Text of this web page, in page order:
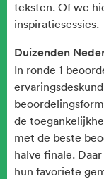
teksten. Of we
inspiratiesessies.
Duizenden
In ronde 1
de
met de beste
halve finale.
hun favoriete